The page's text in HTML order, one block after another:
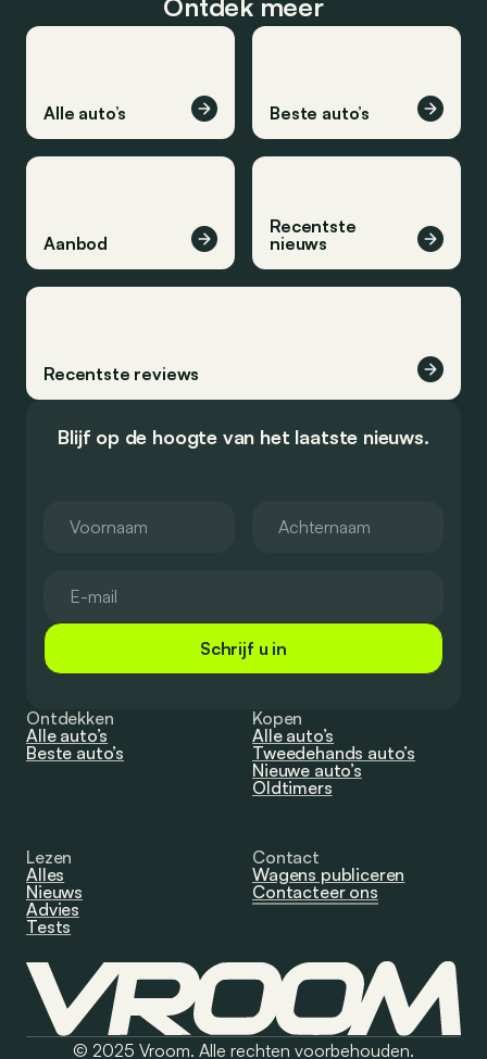
Alle auto’s Beste auto’s
Aanbod
Recentste
nieuws
Recentste reviews
Blijf op de hoogte van het laatste nieuws.
Schrijf u in
Ontdekken
Alle auto’s
Beste auto’s
Kopen
Alle auto’s
Tweedehands auto’s
Nieuwe auto’s
Oldtimers
Lezen
Alles
Nieuws
Advies
Tests
Contact
Wagens publiceren
Contacteer ons
© 2025 Vroom. Alle rechten voorbehouden.